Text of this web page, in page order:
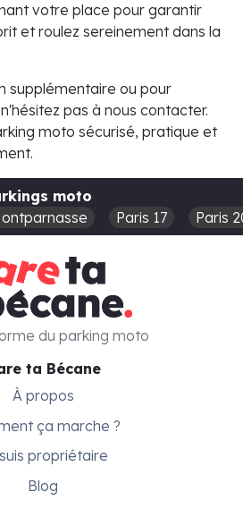
votre place pour garantir
et roulez sereinement dans la
supplémentaire ou pour
pas à nous contacter.
moto sécurisé, pratique et
moto
Paris 17 Paris
ta Bécane
À propos
ça marche ?
propriétaire
Blog
du parking moto